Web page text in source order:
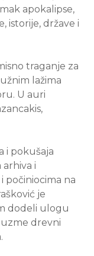
apokalipse,
istorije, države i
traganje za
lažima
U auri
i pokušaja
i
počiniocima na
je
dodeli ulogu
drevni